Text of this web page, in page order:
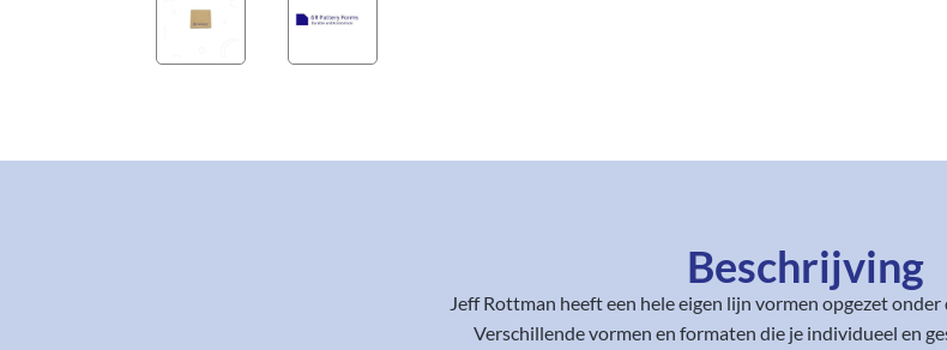
Beschrijving
Jeff Rottman heeft een hele eigen lijn vormen opgezet
Verschillende vormen en formaten die je individueel en